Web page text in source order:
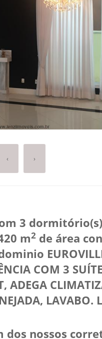
‹ ›
3
m2 de área
COM 3
ADEGA
LAVABO.
nossos